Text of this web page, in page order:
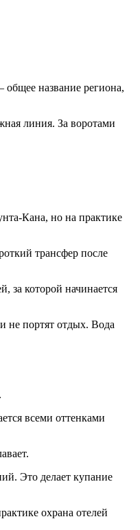
название региона,
линия. За воротами
Кана, но на практике
трансфер после
за которой начинается
не портят отдых. Вода
всеми оттенками
Это делает купание
охрана отелей